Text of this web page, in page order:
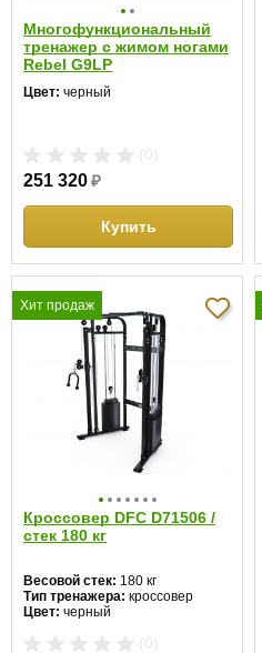
Многофункциональный
тренажер с жимом ногами
Rebel G9LP
Цвет: черный
251 320₽
Купить
Хит продаж
Кроссовер DFC D71506 /
стек 180 кг
Весовой стек: 180 кг
Тип тренажера: кроссовер
Цвет: черный